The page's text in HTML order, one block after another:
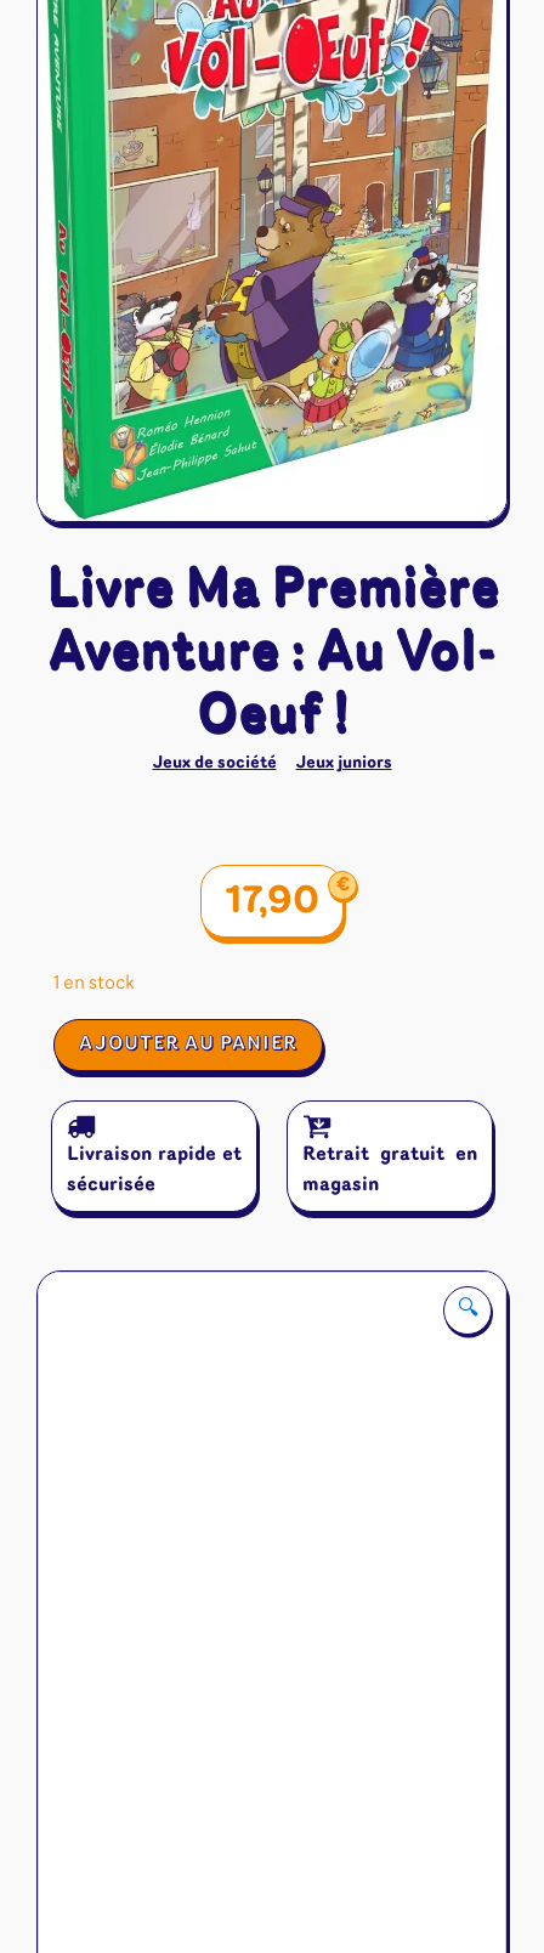
Naruto Mythos
Autres
Tapis de jeu
🔍
Livre Ma Première
Aventure : Au Vol-
Oeuf !
Jeux de société Jeux juniors
17,90 €
1 en stock
quantité
de
Ma
Première
Aventure
Au
!
AJOUTER AU PANIER
Livraison rapide et
sécurisée
Retrait gratuit en
magasin